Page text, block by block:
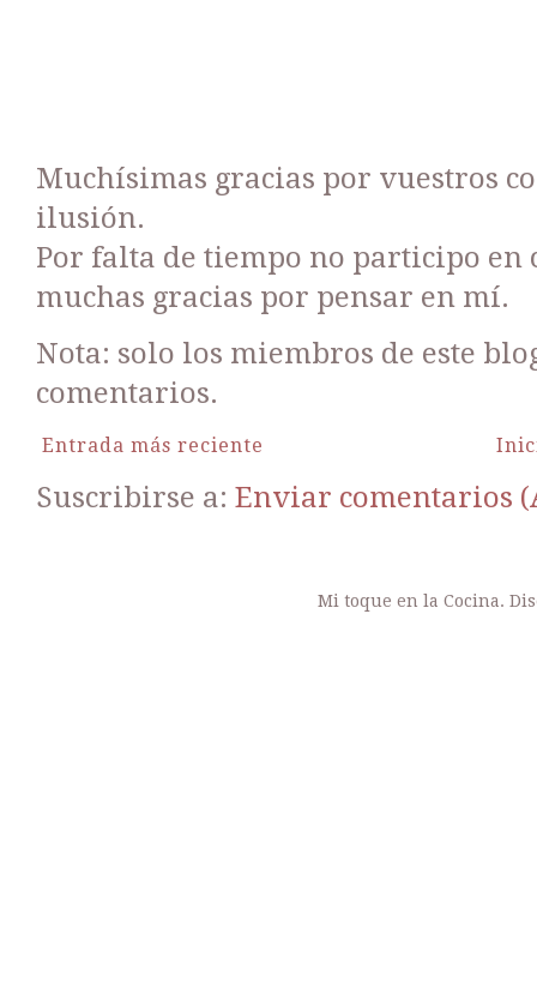
Muchísimas gracias por vuestros
ilusión.
Por falta de tiempo no participo en
muchas gracias por pensar en mí.
Nota: solo los miembros de este
comentarios.
Entrada más reciente
Suscribirse a: Enviar comentarios
Mi toque en la Cocina.